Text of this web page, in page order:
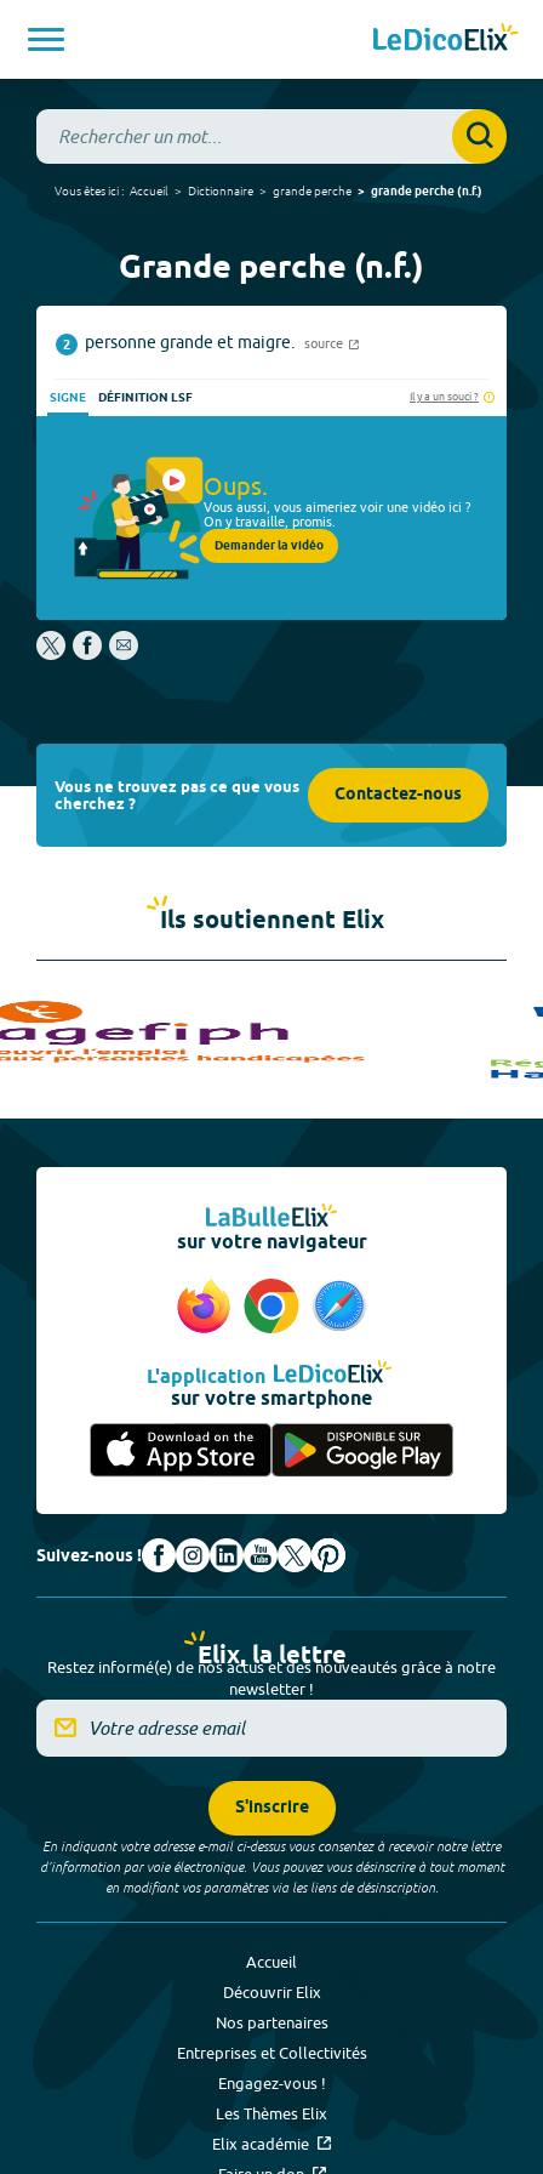
Vous êtes ici : Accueil Dictionnaire grande perche grande perche(n.f.)
Grande perche (n.f.)
2 personne grande et maigre. source
SIGNE DÉFINITION LSF Il y a un souci ?
Oups.
Vous aussi, vous aimeriez voir une vidéo ici ?
On y travaille, promis.
Demander la vidéo
Vous ne trouvez pas ce que vous
cherchez ? Contactez-nous
Ils soutiennent Elix
sur votre navigateur
L'application
sur votre smartphone
Suivez-nous !
Elix, la lettre
Restez informé(e) de nos actus et des nouveautés grâce à notre
newsletter !
S'inscrire
En indiquant votre adresse e-mail ci-dessus vous consentez à recevoir notre lettre
d’information par voie électronique. Vous pouvez vous désinscrire à tout moment
en modifiant vos paramètres via les liens de désinscription.
Accueil
Découvrir Elix
Nos partenaires
Entreprises et Collectivités
Engagez-vous !
Les Thèmes Elix
Elix académie